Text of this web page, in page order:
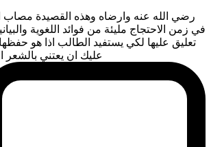
رضي الله عنه وارضاه وهذه القصيدة مصاب
في زمن الاحتجاج مليئة من فوائد اللغوية
تعليق عليها لكي يستفيد الطالب اذا هو
عليك ان يعتني بالشعر